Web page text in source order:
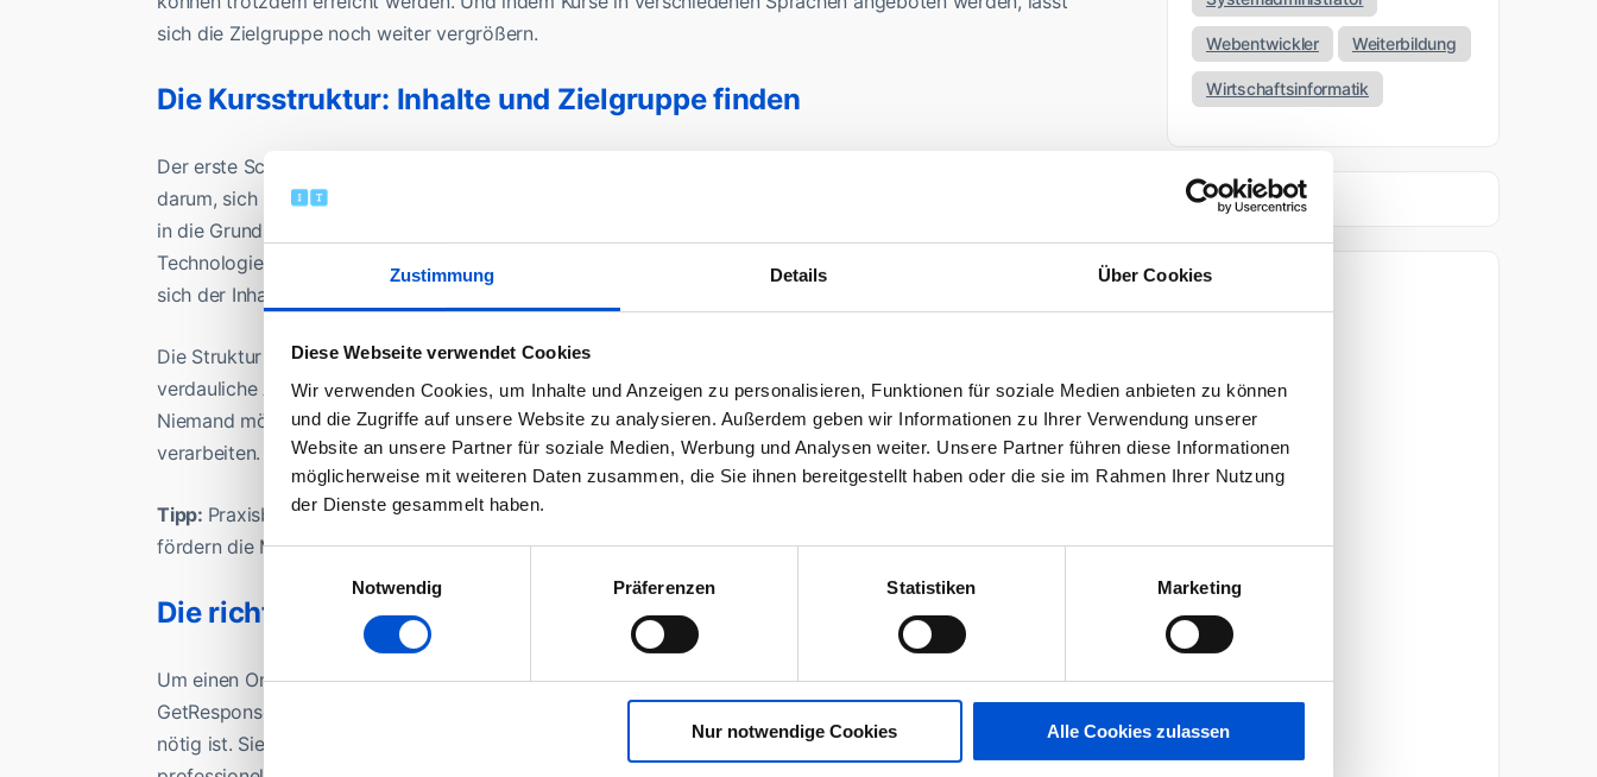
Zustimmung Details Über Cookies
Diese Webseite verwendet Cookies
Wir verwenden Cookies, um Inhalte und Anzeigen zu personalisieren, Funktionen für soziale Medien anbieten zu können
und die Zugriffe auf unsere Website zu analysieren. Außerdem geben wir Informationen zu Ihrer Verwendung unserer
Website an unsere Partner für soziale Medien, Werbung und Analysen weiter. Unsere Partner führen diese Informationen
möglicherweise mit weiteren Daten zusammen, die Sie ihnen bereitgestellt haben oder die sie im Rahmen Ihrer Nutzung
der Dienste gesammelt haben.
Notwendig
Präferenzen Statistiken Marketing
Nur notwendige Cookies Alle Cookies zulassen
sich die Zielgruppe noch weiter vergrößern.
Die Kursstruktur: Inhalte und Zielgruppe finden
Der erste Schritt auf dem Weg zu einem erfolgreichen Online-Kurs? Die Zielgruppe genau kennen. Es geht
darum, sich klarzumachen, wen der Kurs erreichen soll. Sollen IT-Einsteiger angesprochen werden, die sich
in die Grundlagen einarbeiten wollen, oder richtet sich der Kurs an erfahrene Profis, die tiefer in bestimmte
Technologien einsteigen möchten? Je besser klar ist, wen der Kurs wirklich anspricht, desto genauer lässt
sich der Inhalt auf die Bedürfnisse der Teilnehmer zuschneiden.
Die Struktur des Kurses sollte dabei nicht überladen sein. Es hilft enorm, den Stoff in kleine, leicht
verdauliche Abschnitte zu unterteilen, wenn Inhalte eigentlich komplex und schwer verständlich sind.
Niemand möchte sich durch stundenlange Vorträge kämpfen. Kleine Häppchen sind einfacher zu
verarbeiten.
Tipp: Praxisbeispiele, Übungen undinteraktive Elemente wie Quizze
fördern die Motivation, auch bis zum Ende dranzubleiben. Denn: Lernen soll auch Spaß machen!
Die richtige Plattform: Technische Lösungen, die passen
Um einen Online-Kurs erfolgreich zu verkaufen, braucht es die richtige Plattform. Plattformen wie Kajabi,
GetResponse oder Podia decken alles ab, was zur Erstellung, Verwaltung und zum Verkauf von Kursen
nötig ist. Sie ermöglichen es auch IT-Profis, ohne tiefergehende Marketingkenntnisse, ihre Inhalte
Webentwickler Weiterbildung
Wirtschaftsinformatik
April 2026
März 2026
November 2025
Oktober 2025
Mai 2025
April 2025
März 2025